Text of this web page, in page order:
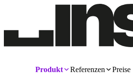
Produkt Referenzen Preise